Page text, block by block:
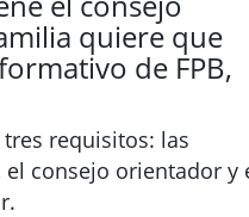
quiere que
de FPB,
requisitos: las
el consejo orientador y